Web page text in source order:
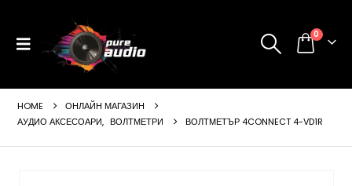
0
HOME
ОНЛАЙН МАГАЗИН
АУДИО АКСЕСОАРИ, ВОЛТМЕТРИ ВОЛТМЕТЪР 4CONNECT 4-VD1R